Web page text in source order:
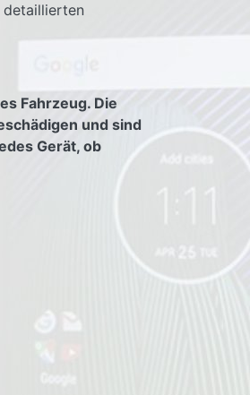
detaillierten
Fahrzeug. Die
und sind
Gerät, ob